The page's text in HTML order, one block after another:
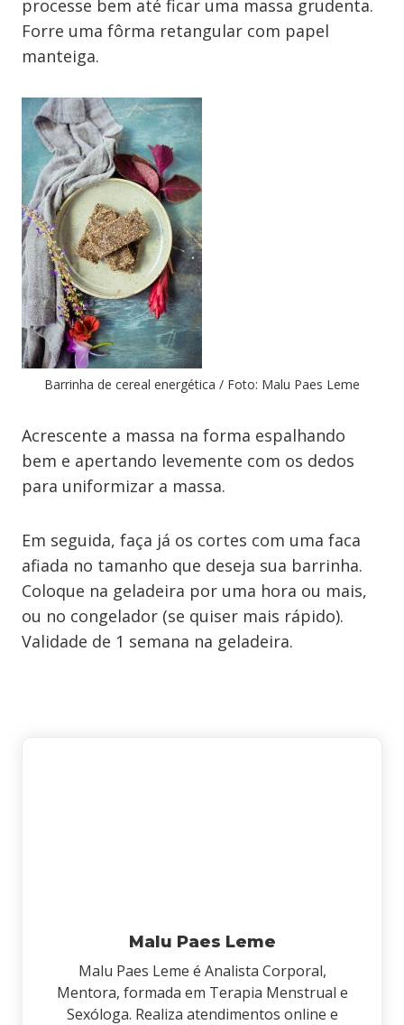
processe bem até ficar uma massa grudenta.
Forre uma fôrma retangular com papel
manteiga.
Barrinha de cereal energética / Foto: Malu Paes Leme
Acrescente a massa na forma espalhando
bem e apertando levemente com os dedos
para uniformizar a massa.
Em seguida, faça já os cortes com uma faca
afiada no tamanho que deseja sua barrinha.
Coloque na geladeira por uma hora ou mais,
ou no congelador (se quiser mais rápido).
Validade de 1 semana na geladeira.
Malu Paes Leme
Malu Paes Leme é Analista Corporal,
Mentora, formada em Terapia Menstrual e
Sexóloga. Realiza atendimentos online e